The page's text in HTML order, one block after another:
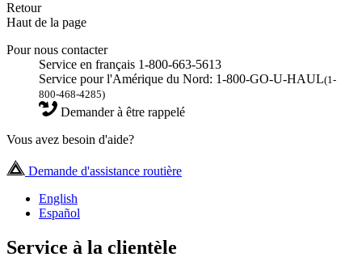
Retour
Haut de la page
Pour nous contacter
Service en français 1-800-663-5613
Service pour l'Amérique du Nord: 1-800-GO-U-HAUL(1-
800-468-4285)
Demander à être rappelé
Vous avez besoin d'aide?
Demande d'assistance routière
English
Español
Service à la clientèle